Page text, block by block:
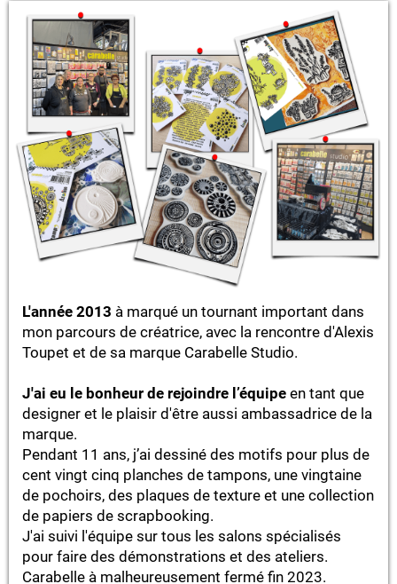
L'année 2013 à marqué un tournant important dans
mon parcours de créatrice, avec la rencontre d'Alexis
Toupet et de sa marque Carabelle Studio.
J'ai eu le bonheur de rejoindre l’équipe en tant que
designer et le plaisir d'être aussi ambassadrice de la
marque.
Pendant 11 ans, j’ai dessiné des motifs pour plus de
cent vingt cinq planches de tampons, une vingtaine
de pochoirs, des plaques de texture et une collection
de papiers de scrapbooking.
J'ai suivi l'équipe sur tous les salons spécialisés
pour faire des démonstrations et des ateliers.
Carabelle à malheureusement fermé fin 2023.